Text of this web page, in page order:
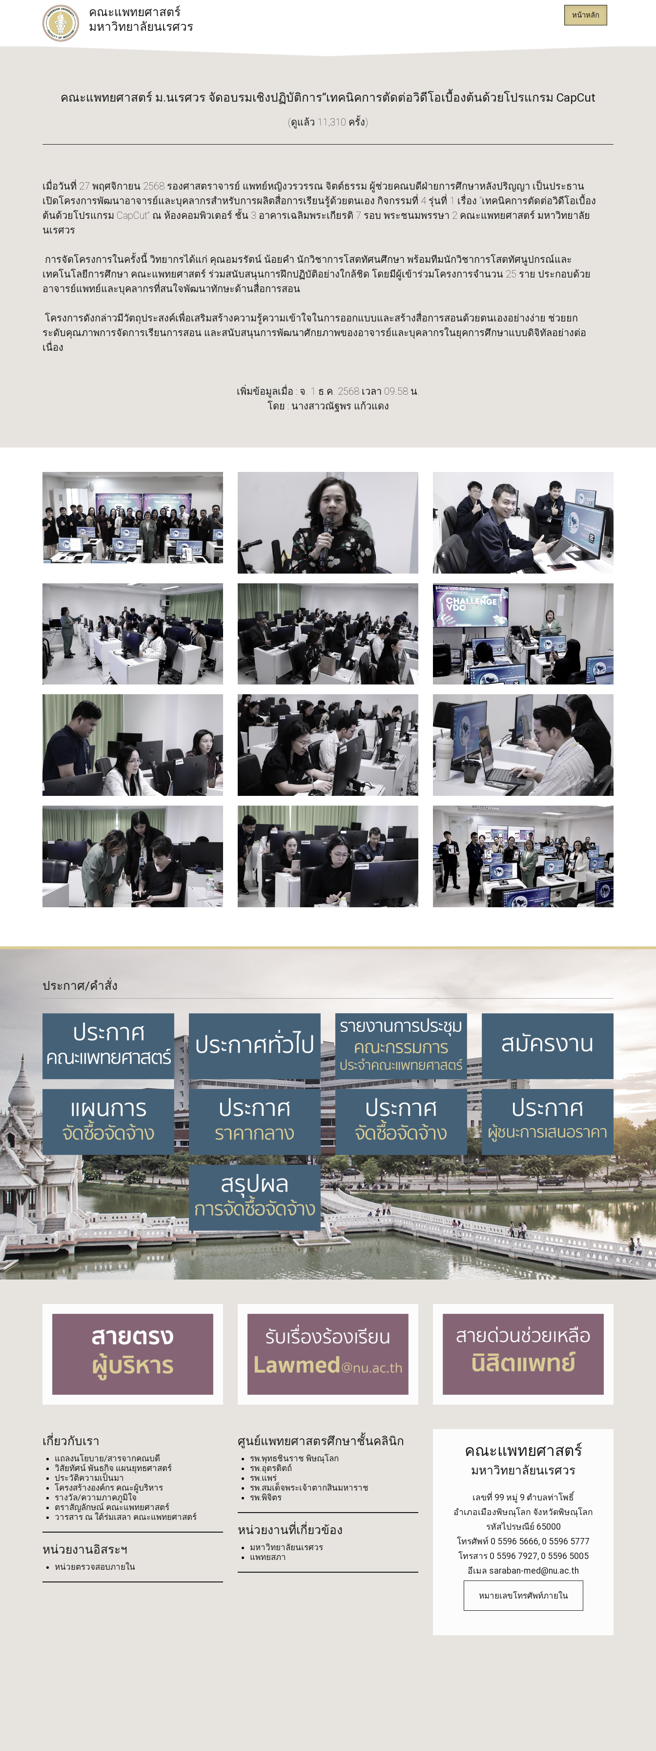
คณะแพทยศาสตร์
มหาวิทยาลัยนเรศวร
หน้าหลัก
คณะแพทยศาสตร์ ม.นเรศวร จัดอบรมเชิงปฏิบัติการ“เทคนิคการตัดต่อวิดีโอเบื้องต้นด้วยโปรแกรม CapCut
(ดูแล้ว 11,310 ครั้ง)
เมื่อวันที่ 27 พฤศจิกายน 2568 รองศาสตราจารย์ แพทย์หญิงวรวรรณ จิตต์ธรรม ผู้ช่วยคณบดีฝ่ายการศึกษาหลังปริญญา เป็นประธาน
เปิดโครงการพัฒนาอาจารย์และบุคลากรสำหรับการผลิตสื่อการเรียนรู้ด้วยตนเอง กิจกรรมที่ 4 รุ่นที่ 1 เรื่อง “เทคนิคการตัดต่อวิดีโอเบื้อง
ต้นด้วยโปรแกรม CapCut” ณ ห้องคอมพิวเตอร์ ชั้น 3 อาคารเฉลิมพระเกียรติ 7 รอบ พระชนมพรรษา 2 คณะแพทยศาสตร์ มหาวิทยาลัย
นเรศวร
การจัดโครงการในครั้งนี้ วิทยากรได้แก่ คุณอมรรัตน์ น้อยคำ นักวิชาการโสตทัศนศึกษา พร้อมทีมนักวิชาการโสตทัศนูปกรณ์และ
เทคโนโลยีการศึกษา คณะแพทยศาสตร์ ร่วมสนับสนุนการฝึกปฏิบัติอย่างใกล้ชิด โดยมีผู้เข้าร่วมโครงการจำนวน 25 ราย ประกอบด้วย
อาจารย์แพทย์และบุคลากรที่สนใจพัฒนาทักษะด้านสื่อการสอน
โครงการดังกล่าวมีวัตถุประสงค์เพื่อเสริมสร้างความรู้ความเข้าใจในการออกแบบและสร้างสื่อการสอนด้วยตนเองอย่างง่าย ช่วยยก
ระดับคุณภาพการจัดการเรียนการสอน และสนับสนุนการพัฒนาศักยภาพของอาจารย์และบุคลากรในยุคการศึกษาแบบดิจิทัลอย่างต่อ
เนื่อง
เพิ่มข้อมูลเมื่อ : จ. 1 ธ.ค. 2568 เวลา 09.58 น.
โดย : นางสาวณัฐพร แก้วแดง
ประกาศ/คำสั่ง
เกี่ยวกับเรา
แถลงนโยบาย/สารจากคณบดี
วิสัยทัศน์ พันธกิจ แผนยุทธศาสตร์
ประวัติความเป็นมา
โครงสร้างองค์กร คณะผู้บริหาร
รางวัล/ความภาคภูมิใจ
ตราสัญลักษณ์ คณะแพทยศาสตร์
วารสาร ณ ใต้ร่มเสลา คณะแพทยศาสตร์
หน่วยงานอิสระฯ
หน่วยตรวจสอบภายใน
ศูนย์แพทยศาสตรศึกษาชั้นคลินิก
รพ.พุทธชินราช พิษณุโลก
รพ.อุตรดิตถ์
รพ.แพร่
รพ.สมเด็จพระเจ้าตากสินมหาราช
รพ.พิจิตร
หน่วยงานที่เกี่ยวข้อง
มหาวิทยาลัยนเรศวร
แพทยสภา
คณะแพทยศาสตร์
มหาวิทยาลัยนเรศวร
เลขที่ 99 หมู่ 9 ตำบลท่าโพธิ์
อำเภอเมืองพิษณุโลก จังหวัดพิษณุโลก
รหัสไปรษณีย์ 65000
โทรศัพท์ 0 5596 5666, 0 5596 5777
โทรสาร 0 5596 7927, 0 5596 5005
อีเมล saraban-med@nu.ac.th
หมายเลขโทรศัพท์ภายใน